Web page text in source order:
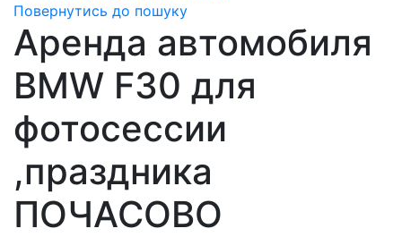
Повернутись до пошуку
Аренда автомобиля
BMW F30 для
фотосессии
,праздника
ПОЧАСОВО